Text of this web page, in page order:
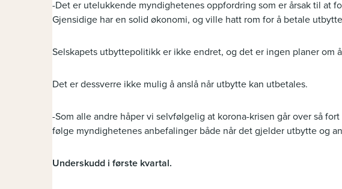
-Det er utelukkende myndighetenes oppfordring som er årsak til at
Gjensidige har en solid økonomi, og ville hatt rom for å betale
Selskapets utbyttepolitikk er ikke endret, og det er ingen planer om
Det er dessverre ikke mulig å anslå når utbytte kan utbetales.
-Som alle andre håper vi selvfølgelig at korona-krisen går over så
følge myndighetenes anbefalinger både når det gjelder utbytte og
Underskudd i første kvartal.